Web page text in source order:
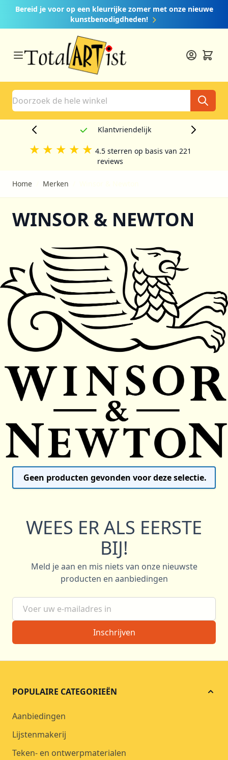
Ga naar de inhoud
Bereid je voor op een kleurrijke zomer met onze nieuwe
kunstbenodigdheden!
Search
Klantvriendelijk
★ ★ ★ ★ ★ 4.5 sterren op basis van 221
reviews
Home Merken
WINSOR & NEWTON
Geen producten gevonden voor deze selectie.
WEES ER ALS EERSTE
BIJ!
Meld je aan en mis niets van onze nieuwste
producten en aanbiedingen
E-mail adres
Inschrijven
POPULAIRE CATEGORIEËN
Aanbiedingen
Lijstenmakerij
Teken- en ontwerpmaterialen